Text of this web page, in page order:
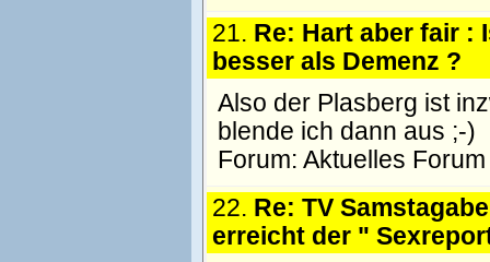
21. Re: Hart aber fair :
besser als Demenz ?
Also der Plasberg ist
blende ich dann aus ;-)
Forum: Aktuelles Forum
22. Re: TV
erreicht der "